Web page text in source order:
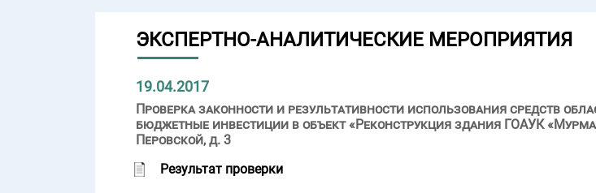
ЭКСПЕРТНО-АНАЛИТИЧЕСКИЕ МЕРОПРИЯТИЯ
19.04.2017
Проверка законности и результативности использования средств
бюджетные инвестиции в объект «Реконструкция здания ГОАУК
Перовской, д. 3
Результат проверки